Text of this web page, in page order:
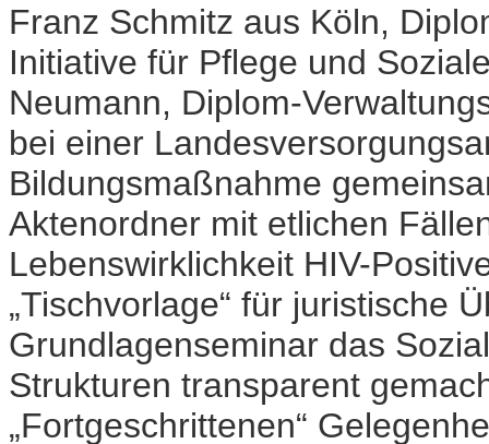
Franz Schmitz aus Köln,
Initiative für Pflege und
Neumann, Diplom-
bei einer
Bildungsmaßnahme
Aktenordner mit etlichen
Lebenswirklichkeit HIV-
„Tischvorlage“ für juristische
Grundlagenseminar das
Strukturen transparent
„Fortgeschrittenen“